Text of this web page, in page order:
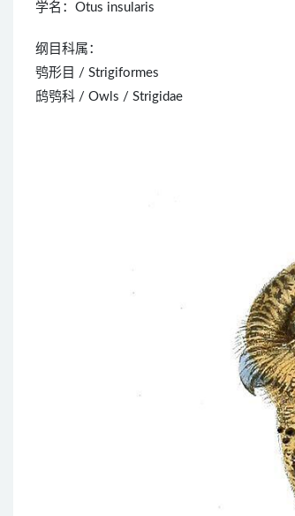
学名：Otus insularis
纲目科属：
鸮形目 / Strigiformes
鸱鸮科 / Owls / Strigidae